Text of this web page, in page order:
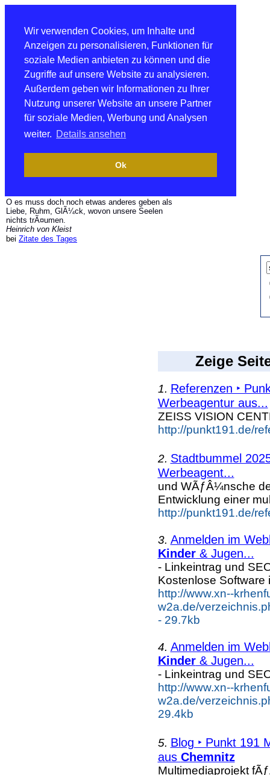
Wir verwenden Cookies, um Inhalte und
Anzeigen zu personalisieren, Funktionen für
soziale Medien anbieten zu können und die
Zugriffe auf unsere Website zu analysieren.
Außerdem geben wir Informationen zu Ihrer
Nutzung unserer Website an unsere Partner
für soziale Medien, Werbung und Analysen
weiter. Details ansehen
Ok
O es muss doch noch etwas anderes geben als
Liebe, Ruhm, GlÃ¼ck, wovon unsere Seelen
nichts trÃ¤umen.
Heinrich von Kleist
bei Zitate des Tages
Zeige
1. Referenzen ‣
Werbeagentur aus...
ZEISS VISION
http://punkt191.de/
2. Stadtbummel
Werbeagent...
und WÃƒÂ¼nsche
Entwicklung einer
http://punkt191.de/
3. Anmelden im
Kinder& Jugen...
- Linkeintrag und
Kostenlose Software
http://www.xn--
w2a.de/
- 29.7kb
4. Anmelden im
Kinder& Jugen...
- Linkeintrag und
http://www.xn--
w2a.de/
29.4kb
5. Blog ‣ Punkt 191
aus Chemnitz
Multimediaprojekt